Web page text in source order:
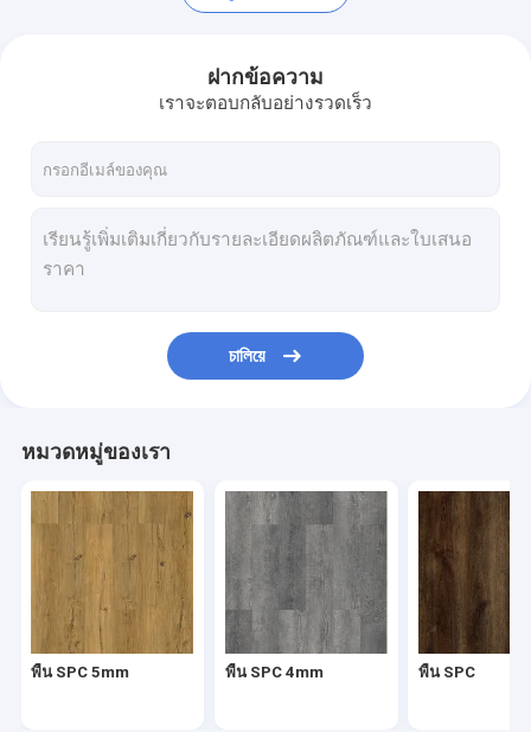
พื้น SPC 4mm
พื้น SPC
SPC คลิกปูพื้น
พื้นหินอ่อนไวนิล
พื้นไวนิลหินแกรนิต
พื้นไวนิลซีเมนต์
ฝากข้อความ
เราจะตอบกลับอย่างรวดเร็ว
চালিয়ে
หมวดหมู่ของเรา
พื้น SPC 5mm พื้น SPC 4mm พื้น SPC